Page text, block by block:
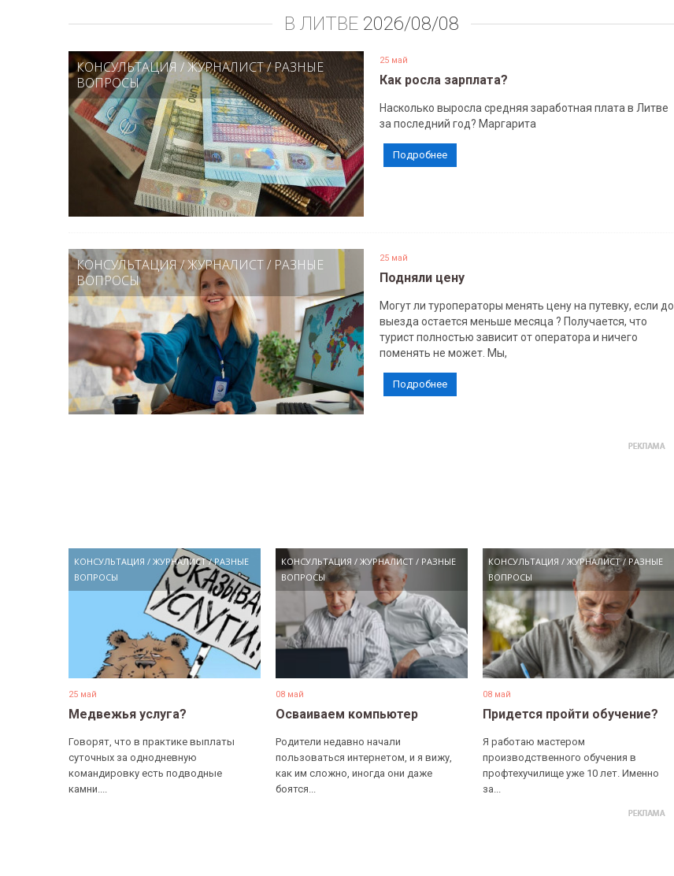
В ЛИТВЕ 2026/08/08
КОНСУЛЬТАЦИЯ /ЖУРНАЛИСТ/РАЗНЫЕ
ВОПРОСЫ
25 май
Как росла зарплата?
Насколько выросла средняя заработная плата в Литве
за последний год? Маргарита
Подробнее
КОНСУЛЬТАЦИЯ/ЖУРНАЛИСТ/ РАЗНЫЕ
ВОПРОСЫ
25 май
Подняли цену
Могут ли туроператоры менять цену на путевку, если до
выезда остается меньше месяца ? Получается, что
турист полностью зависит от оператора и ничего
поменять не может. Мы,
Подробнее
КОНСУЛЬТАЦИЯ / ЖУРНАЛИСТ/РАЗНЫЕ
ВОПРОСЫ
25 май
Медвежья услуга?
Говорят, что в практике выплаты
суточных за однодневную
командировку есть подводные
камни....
КОНСУЛЬТАЦИЯ /ЖУРНАЛИСТ / РАЗНЫЕ
ВОПРОСЫ
08 май
Осваиваем компьютер
Родители недавно начали
пользоваться интернетом, и я вижу,
как им сложно, иногда они даже
боятся...
КОНСУЛЬТАЦИЯ /ЖУРНАЛИСТ/ РАЗНЫЕ
ВОПРОСЫ
08 май
Придется пройти обучение?
Я работаю мастером
производственного обучения в
профтехучилище уже 10 лет. Именно
за...